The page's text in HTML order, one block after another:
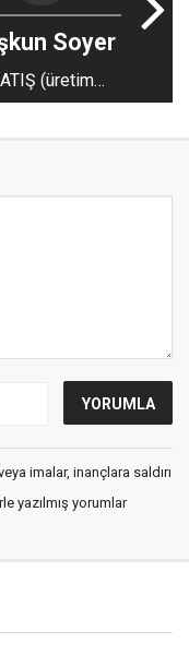
Soyer
(üretim
şirketler)
imalar, inançlara saldırı
yazılmış yorumlar